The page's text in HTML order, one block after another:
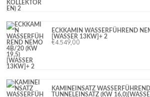
ECKKAMIN WASSERFÜHREND
[WASSER 13KW]+ 2
€4.549,00
KAMINEINSATZ
TUNNELEINSATZ (KW